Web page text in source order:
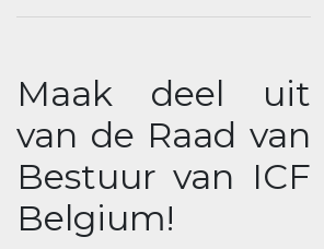
Maak deel uit
van de Raad van
Bestuur van ICF
Belgium!